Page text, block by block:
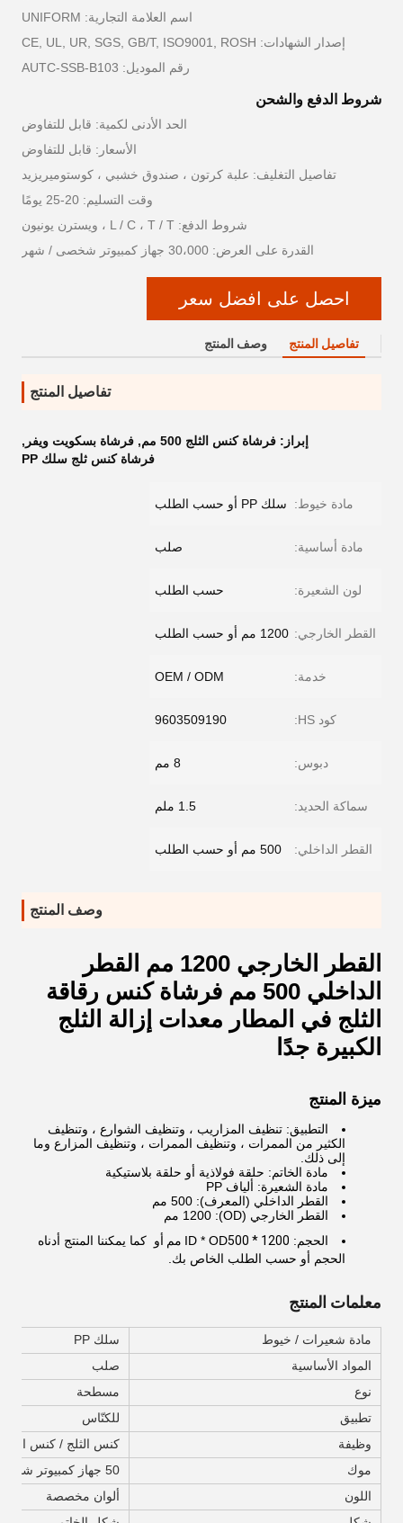
اسم العلامة التجارية: UNIFORM
إصدار الشهادات: CE, UL, UR, SGS, GB/T, ISO9001, ROSH
رقم الموديل: AUTC-SSB-B103
شروط الدفع والشحن
الحد الأدنى لكمية: قابل للتفاوض
الأسعار: قابل للتفاوض
تفاصيل التغليف: علبة كرتون ، صندوق خشبي ، كوستوميريزيد
وقت التسليم: 20-25 يومًا
شروط الدفع: L / C ، T / T ، ويسترن يونيون
القدرة على العرض: 30،000 جهاز كمبيوتر شخصى / شهر
احصل على افضل سعر
تفاصيل المنتج وصف المنتج
تفاصيل المنتج
إبراز: فرشاة كنس الثلج 500 مم , فرشاة بسكويت ويفر ,
فرشاة كنس ثلج سلك PP
مادة خيوط: سلك PP أو حسب الطلب
مادة أساسية: صلب
لون الشعيرة: حسب الطلب
القطر الخارجي: 1200 مم أو حسب الطلب
خدمة: OEM / ODM
كود HS: 9603509190
دبوس: 8 مم
سماكة الحديد: 1.5 ملم
القطر الداخلي: 500 مم أو حسب الطلب
وصف المنتج
القطر الخارجي 1200 مم القطر
الداخلي 500 مم فرشاة كنس رقاقة
الثلج في المطار معدات إزالة الثلج
الكبيرة جدًا
ميزة المنتج
التطبيق: تنظيف المزاريب ، وتنظيف الشوارع ، وتنظيف
الكثير من الممرات ، وتنظيف الممرات ، وتنظيف المزارع وما
إلى ذلك.
مادة الخاتم: حلقة فولاذية أو حلقة بلاستيكية
مادة الشعيرة: ألياف PP
القطر الداخلي (المعرف): 500 مم
القطر الخارجي (OD): 1200 مم
الحجم: ID * OD 500 * 1200 مم أو
كما يمكننا المنتج أدناه
الحجم أو حسب الطلب الخاص بك.
معلمات المنتج
مادة شعيرات / خيوط
سلك PP
المواد الأساسية
صلب
نوع
مسطحة
تطبيق
للكنّاس
وظيفة
كنس الثلج / كنس
موك
50 جهاز كمبيوتر شخصى
اللون
ألوان مخصصة